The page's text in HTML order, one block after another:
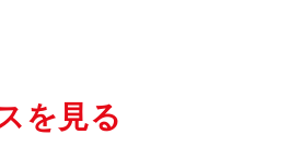
を見る